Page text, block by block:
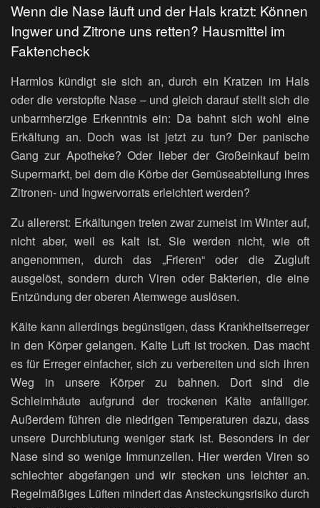
Wenn die Nase läuft und der Hals kratzt: Können
Ingwer und Zitrone uns retten? Hausmittel im
Faktencheck
Harmlos kündigt sie sich an, durch ein Kratzen im Hals
oder die verstopfte Nase – und gleich darauf stellt sich die
unbarmherzige Erkenntnis ein: Da bahnt sich wohl eine
Erkältung an. Doch was ist jetzt zu tun? Der panische
Gang zur Apotheke? Oder lieber der Großeinkauf beim
Supermarkt, bei dem die Körbe der Gemüseabteilung ihres
Zitronen- und Ingwervorrats erleichtert werden?
Zu allererst: Erkältungen treten zwar zumeist im Winter auf,
nicht aber, weil es kalt ist. Sie werden nicht, wie oft
angenommen, durch das „Frieren“ oder die Zugluft
ausgelöst, sondern durch Viren oder Bakterien, die eine
Entzündung der oberen Atemwege auslösen.
Kälte kann allerdings begünstigen, dass Krankheitserreger
in den Körper gelangen. Kalte Luft ist trocken. Das macht
es für Erreger einfacher, sich zu verbereiten und sich ihren
Weg in unsere Körper zu bahnen. Dort sind die
Schleimhäute aufgrund der trockenen Kälte anfälliger.
Außerdem führen die niedrigen Temperaturen dazu, dass
unsere Durchblutung weniger stark ist. Besonders in der
Nase sind so wenige Immunzellen. Hier werden Viren so
schlechter abgefangen und wir stecken uns leichter an.
Regelmäßiges Lüften mindert das Ansteckungsrisiko durch